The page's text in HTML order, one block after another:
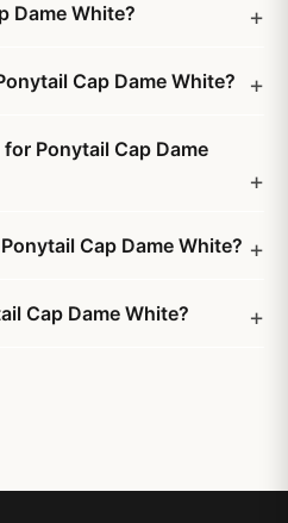
Dame White?
Cap Dame White?
Ponytail Cap Dame
Cap Dame White?
Cap Dame White?